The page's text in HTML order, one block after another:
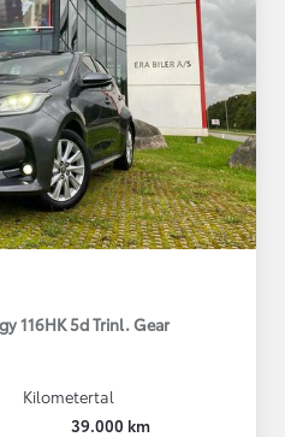
116HK 5d Trinl. Gear
Kilometertal
39.000 km